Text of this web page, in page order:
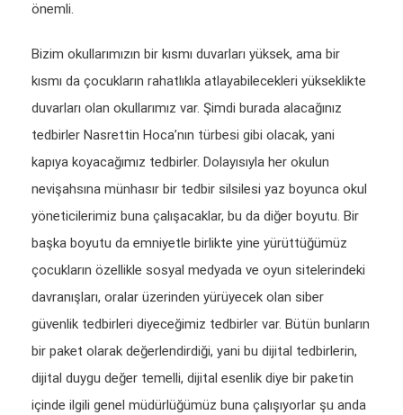
önemli.
Bizim okullarımızın bir kısmı duvarları yüksek, ama bir
kısmı da çocukların rahatlıkla atlayabilecekleri yükseklikte
duvarları olan okullarımız var. Şimdi burada alacağınız
tedbirler Nasrettin Hoca’nın türbesi gibi olacak, yani
kapıya koyacağımız tedbirler. Dolayısıyla her okulun
nevişahsına münhasır bir tedbir silsilesi yaz boyunca okul
yöneticilerimiz buna çalışacaklar, bu da diğer boyutu. Bir
başka boyutu da emniyetle birlikte yine yürüttüğümüz
çocukların özellikle sosyal medyada ve oyun sitelerindeki
davranışları, oralar üzerinden yürüyecek olan siber
güvenlik tedbirleri diyeceğimiz tedbirler var. Bütün bunların
bir paket olarak değerlendirdiği, yani bu dijital tedbirlerin,
dijital duygu değer temelli, dijital esenlik diye bir paketin
içinde ilgili genel müdürlüğümüz buna çalışıyorlar şu anda